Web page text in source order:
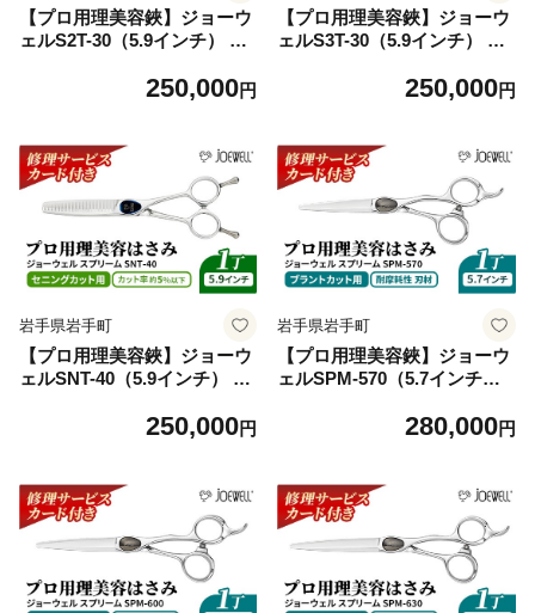
【プロ用理美容鋏】ジョーウ
ェルS2T-30（5.9インチ） 鋏
さみ 岩手県 岩手町250,000円
【プロ用理美容鋏】ジョーウ
ェルS3T-30（5.9インチ） 鋏
さみ 岩手県 岩手町250,000円
岩手県岩手町
【プロ用理美容鋏】ジョーウ
ェルSNT-40（5.9インチ） 鋏
さみ 岩手県 岩手町250,000円
岩手県岩手町
【プロ用理美容鋏】ジョーウ
ェルSPM-570（5.7インチ）
はさみ 岩手県 岩手町280,000円